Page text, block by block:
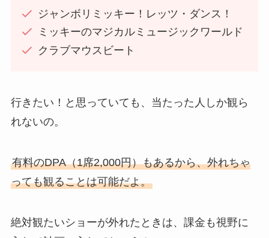
ジャンボリミッキー！レッツ・ダンス！
ミッキーのマジカルミュージックワールド
クラブマウスビート
行きたい！と思っていても、当たった人しか観ら
れないの。
有料のDPA（1席2,000円）もあるから、外れちゃ
っても観ることは可能だよ。
絶対観たいショーが外れたときは、課金も視野に